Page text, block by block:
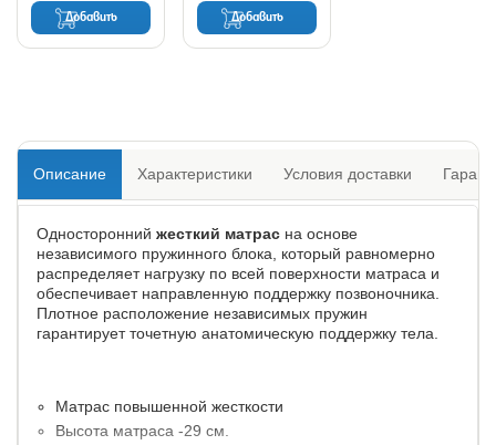
Добавить Добавить
Описание Характеристики Условия доставки
Односторонний жесткий матрас на основе
независимого пружинного блока, который равномерно
распределяет нагрузку по всей поверхности матраса и
обеспечивает направленную поддержку позвоночника.
Плотное расположение независимых пружин
гарантирует точетную анатомическую поддержку тела.
Матрас повышенной жесткости
Высота матраса -29 см.